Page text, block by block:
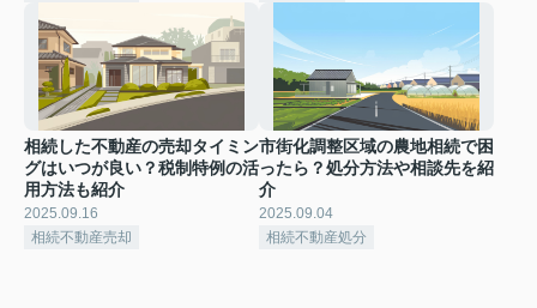
相続した不動産の売却タイミン
グはいつが良い？税制特例の活
用方法も紹介
2025.09.16
相続不動産売却
市街化調整区域の農地相続で困
ったら？処分方法や相談先を紹
介
2025.09.04
相続不動産処分